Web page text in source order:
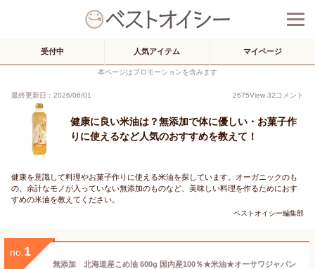
受付中 人気アイテム マイページ
本ページはプロモーションを含みます
最終更新日：2026/06/01 2675View 32コメント
健康に良い米油は？無添加で体に優しい・お菓子作
りに使えるなど人気のおすすめを教えて！
健康を意識して料理やお菓子作りに使える米油を探しています。オーガニックのも
の、余計なモノが入っていない無添加のものなど、美味しい料理を作るためにおす
すめの米油を教えてください。
ベストオイシー編集部
no. 1
無添加 北海道産こめ油 600g 国内産100％★米油★オーサワジャパン